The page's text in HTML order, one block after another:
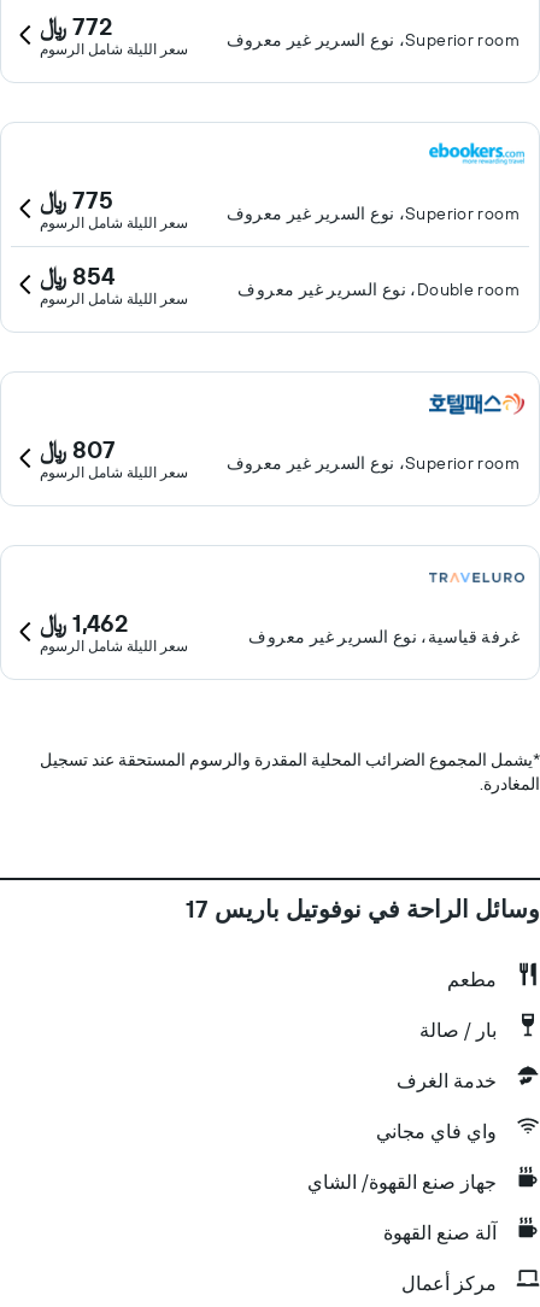
Superior room، نوع السرير غير معروف 772 ﷼
سعر الليلة شامل الرسوم
Superior room، نوع السرير غير معروف 775 ﷼
سعر الليلة شامل الرسوم
Double room، نوع السرير غير معروف 854 ﷼
سعر الليلة شامل الرسوم
Superior room، نوع السرير غير معروف 807 ﷼
سعر الليلة شامل الرسوم
غرفة قياسية، نوع السرير غير معروف 1,462 ﷼
سعر الليلة شامل الرسوم
*يشمل المجموع الضرائب المحلية المقدرة والرسوم المستحقة عند تسجيل
المغادرة.
وسائل الراحة في نوفوتيل باريس 17
مطعم
بار / صالة
خدمة الغرف
واي فاي مجاني
جهاز صنع القهوة/ الشاي
آلة صنع القهوة
مركز أعمال